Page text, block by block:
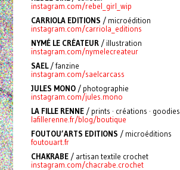
instagram.com/rebel_girl_wip
CARRIOLA EDITIONS / microédition
instagram.com/carriola_editions
NYMÉ LE CRÉATEUR/ illustration
instagram.com/nymelecreateur
SAEL/ fanzine
instagram.com/saelcarcass
JULES MONO/ photographie
instagram.com/jules.mono
LA FILLE RENNE/ prints · créations · goodies
lafillerenne.fr/blog/boutique
FOUTOU’ARTS EDITIONS / microéditions
foutouart.fr
CHAKRABE/ artisan textile crochet
instagram.com/chacrabe.crochet